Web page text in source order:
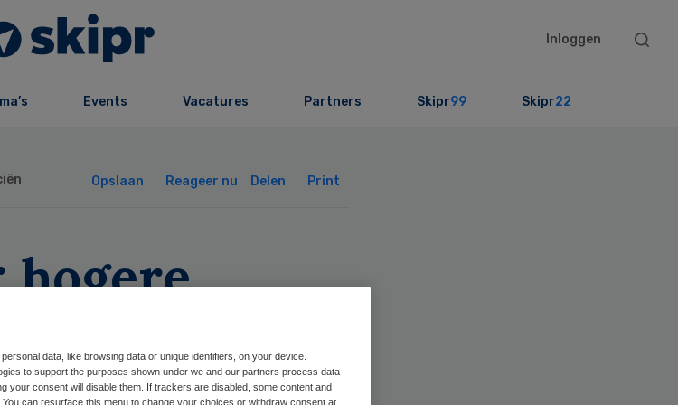
Inloggen
Search
Events Vacatures Partners Skipr99 Skipr22
Opslaan Reageer nu Delen Print
hogere
door
data, like browsing data or unique identifiers, on your device.
to support the purposes shown under we and our partners process data
your consent will disable them. If trackers are disabled, some content and
can resurface this menu to change your choices or withdraw consent at